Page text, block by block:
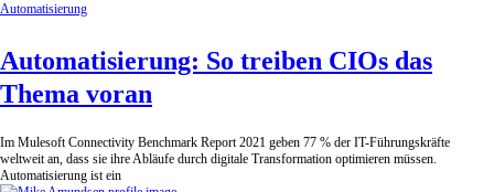
Automatisierung
Automatisierung: So treiben CIOs das
Thema voran
Im Mulesoft Connectivity Benchmark Report 2021 geben 77 % der IT-Führungskräfte
weltweit an, dass sie ihre Abläufe durch digitale Transformation optimieren müssen.
Automatisierung ist ein